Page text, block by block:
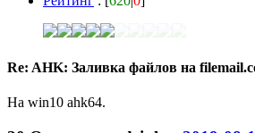
Re: AHK: Заливка файлов на
На win10 ahk64.